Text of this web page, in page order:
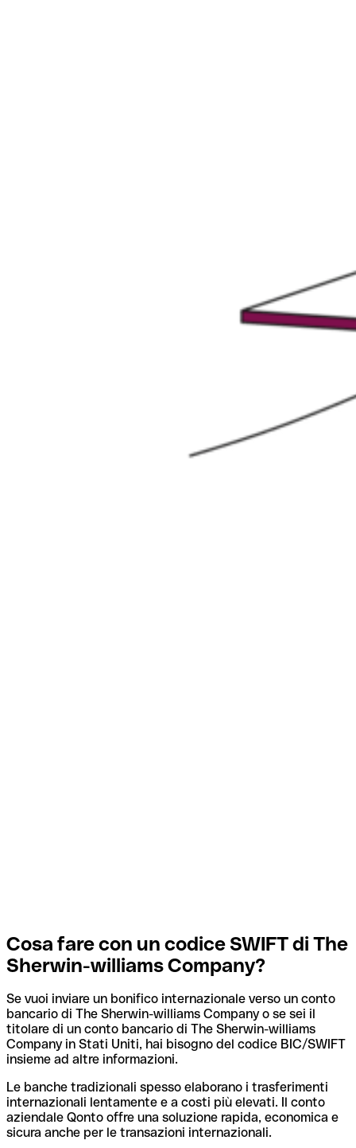
Cosa fare con un codice SWIFT di The
Sherwin-williams Company?
Se vuoi inviare un bonifico internazionale verso un conto
bancario di The Sherwin-williams Company o se sei il
titolare di un conto bancario di The Sherwin-williams
Company in Stati Uniti, hai bisogno del codice BIC/SWIFT
insieme ad altre informazioni.
Le banche tradizionali spesso elaborano i trasferimenti
internazionali lentamente e a costi più elevati. Il conto
aziendale Qonto offre una soluzione rapida, economica e
sicura anche per le transazioni internazionali.